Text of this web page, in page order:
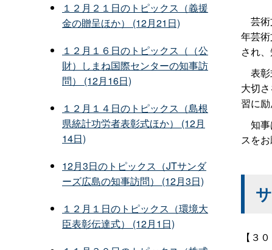
芸術
年芸
され
表彰
大切
習に
知事
スを
【３
１２月２１日のトピックス（義援
金の贈呈ほか） (12月21日)
１２月１６日のトピックス（（公
財）しまね国際センターの知事訪
問） (12月16日)
１２月１４日のトピックス（島根
県統計功労者表彰式ほか） (12月
14日)
12月3日のトピックス（JTサンダ
ーズ広島の知事訪問） (12月3日)
１２月１日のトピックス（環境大
臣表彰伝達式） (12月1日)